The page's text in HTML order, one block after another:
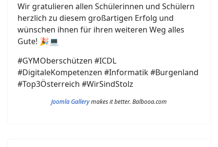
Wir gratulieren allen Schülerinnen und Schülern
herzlich zu diesem großartigen Erfolg und
wünschen ihnen für ihren weiteren Weg alles
Gute! 🎉💻
#GYMOberschützen #ICDL
#DigitaleKompetenzen #Informatik #Burgenland
#Top3Österreich #WirSindStolz
Joomla Gallerymakes it better. Balbooa.com